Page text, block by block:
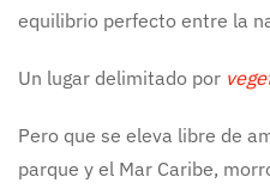
equilibrio perfecto entre la
Un lugar delimitado por
Pero que se eleva libre de
parque y el Mar Caribe,